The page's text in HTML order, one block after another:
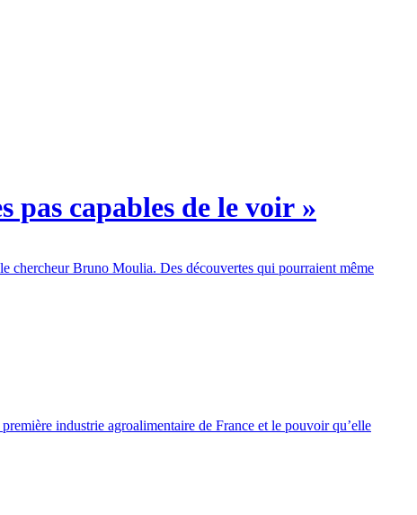
pas capables de le voir »
chercheur Bruno Moulia. Des découvertes qui pourraient même
industrie agroalimentaire de France et le pouvoir qu’elle